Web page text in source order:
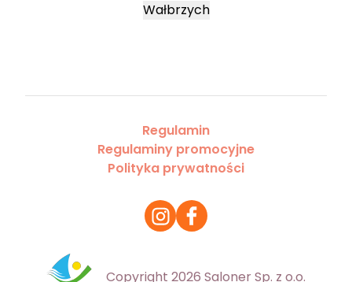
Wałbrzych
Regulamin
Regulaminy promocyjne
Polityka prywatności
Copyright 2026 Saloner Sp. z o.o.